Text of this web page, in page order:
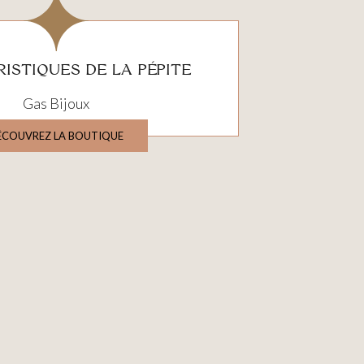
DE LA PÉPITE
Gas Bijoux
LA BOUTIQUE